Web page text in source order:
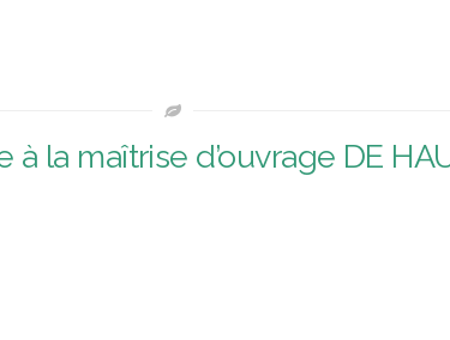
à la maîtrise d’ouvrage DE